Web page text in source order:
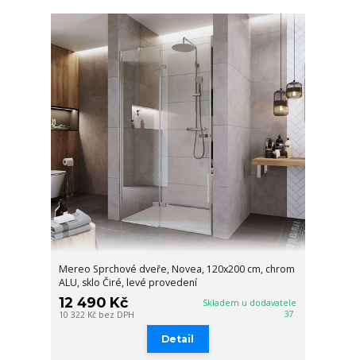
Mereo Sprchové dveře, Novea, 120x200 cm, chrom
ALU, sklo Čiré, levé provedení
12 490 Kč
10 322 Kč bez DPH
Skladem u dodavatele
37
Detail